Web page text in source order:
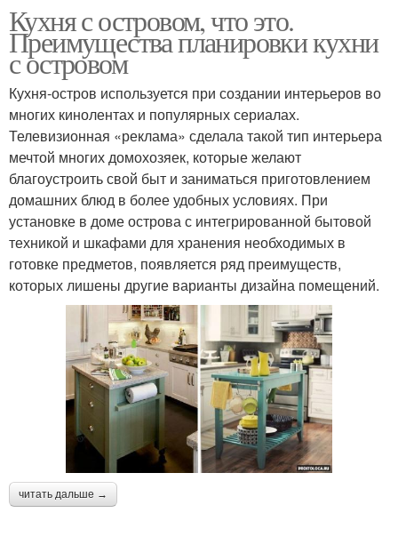
Кухня с островом, что это.
Преимущества планировки кухни
с островом
Кухня-остров используется при создании интерьеров во
многих кинолентах и популярных сериалах.
Телевизионная «реклама» сделала такой тип интерьера
мечтой многих домохозяек, которые желают
благоустроить свой быт и заниматься приготовлением
домашних блюд в более удобных условиях. При
установке в доме острова с интегрированной бытовой
техникой и шкафами для хранения необходимых в
готовке предметов, появляется ряд преимуществ,
которых лишены другие варианты дизайна помещений.
читать дальше →